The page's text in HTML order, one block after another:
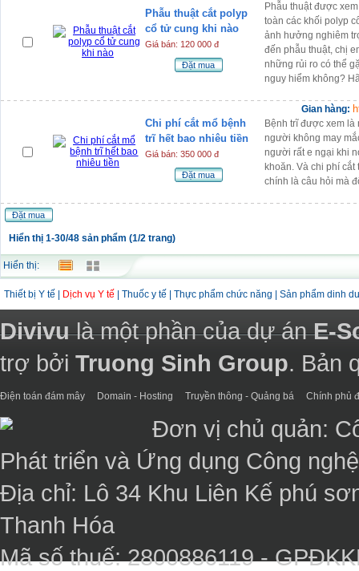
Phẫu thuật cắt polyp
cổ tử cung khi nào
Giá bán: 120 000 đ
Đặt mua
Phẫu thuật được
toàn các khối polyp
ảnh hưởng nghiêm
đến phẫu thuật, chị
những rủi ro có thể
nguy hiểm không?
Chi phí cắt mổ bệnh
trĩ hết bao nhiêu tiền
Giá bán: 350 000 đ
Đặt mua
Gian hàng:
Bệnh trĩ được xem
người không may
người rất e ngại khi
khoăn. Và chi phí
chính là câu hỏi mà
Đặt mua
Hiển thị 1-30/48 sản phẩm (1/2 trang)
Hiển thị:
Thiết bị Y tế Dịch vụ Y tế Thuốc y tế Thực phẩm chức năng Sản phẩm dinh
Divivulà một phần của dự ánE-
trợ bởi Truong Sinh Group. Bản
Điện toán đám mây Domain - Hosting Truyền thông - Quảng bá Chính phủ
Đơn vị chủ quản:
Phát triển và Ứng dụng Công
Địa chỉ: Lô 34 Khu Liên Kế phú
Thanh Hóa
Mã số thuế: 2800886119 -